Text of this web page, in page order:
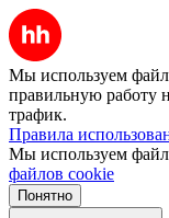
Мы используем
правильную работу
трафик.
Правила
Мы используем
файлов cookie
Понятно